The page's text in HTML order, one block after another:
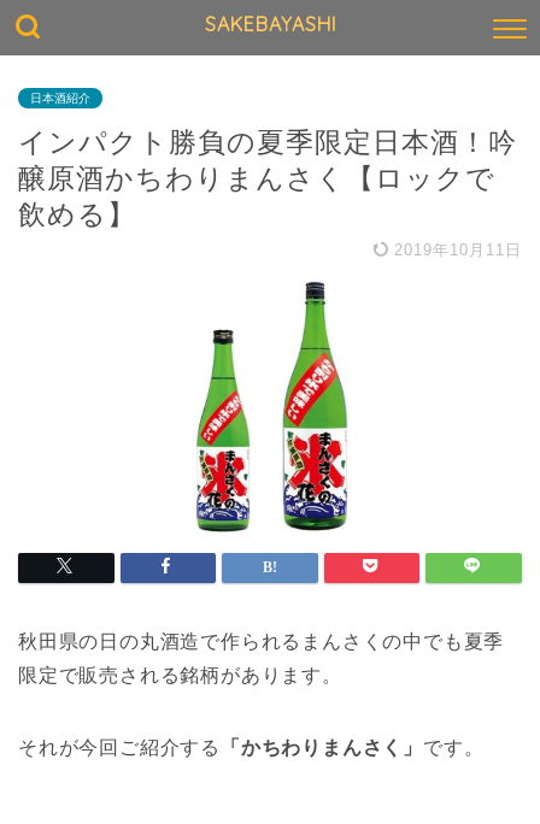
SAKEBAYASHI
日本酒紹介
インパクト勝負の夏季限定日本酒！吟
醸原酒かちわりまんさく【ロックで
飲める】
2019年10月11日
秋田県の日の丸酒造で作られるまんさくの中でも夏季
限定で販売される銘柄があります。
それが今回ご紹介する 「かちわりまんさく」 です。